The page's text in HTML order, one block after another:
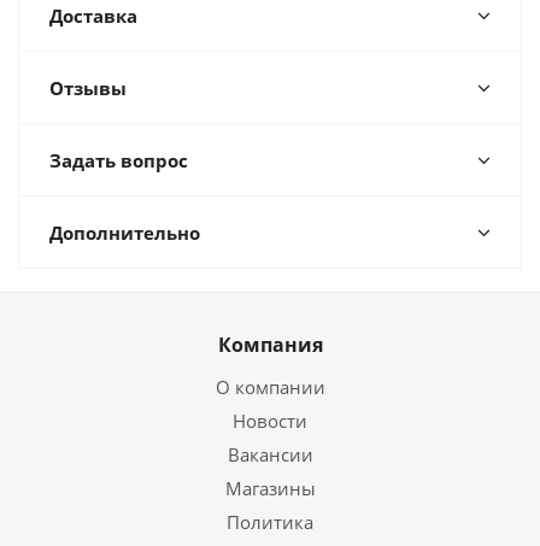
Доставка
Отзывы
Задать вопрос
Дополнительно
Компания
О компании
Новости
Вакансии
Магазины
Политика